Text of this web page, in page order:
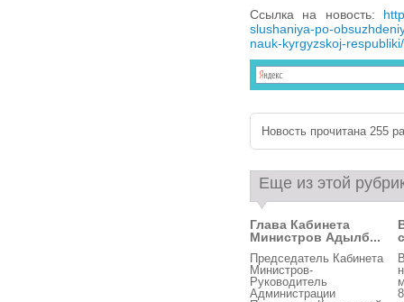
Ссылка на новость:
slushaniya-po-
nauk-kyrgyzskoj-respubliki/
Новость прочитана 255
Еще из этой
Глава Кабинета
Министров Адылб...
Председатель Кабинета
Министров-
Руководитель
Администрации